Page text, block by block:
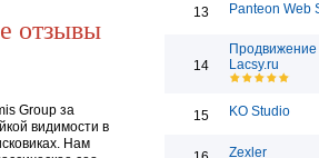
отзывы
Group за
видимости в
Нам
13 Panteon Web
14
Продвижение
Lacsy.ru
15 KO Studio
Zexler